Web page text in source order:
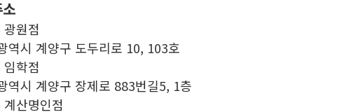
소
원점
시 계양구 도두리로 10, 103호
학점
시 계양구 장제로 883번길5, 1층
산명인점